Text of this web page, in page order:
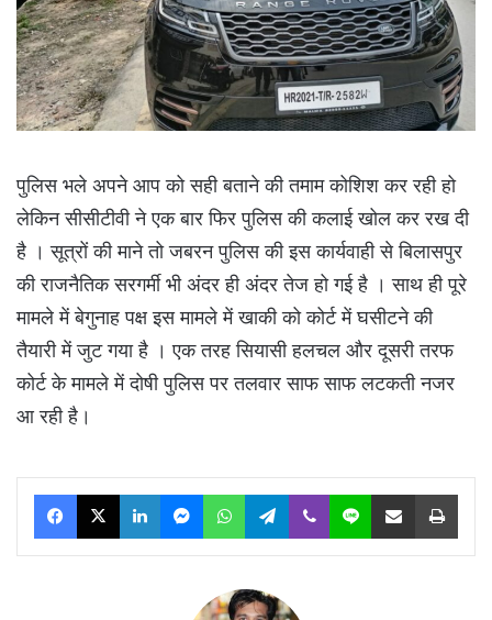
पुलिस भले अपने आप को सही बताने की तमाम कोशिश कर रही हो
लेकिन सीसीटीवी ने एक बार फिर पुलिस की कलाई खोल कर रख दी
है । सूत्रों की माने तो जबरन पुलिस की इस कार्यवाही से बिलासपुर
की राजनैतिक सरगर्मी भी अंदर ही अंदर तेज हो गई है । साथ ही पूरे
मामले में बेगुनाह पक्ष इस मामले में खाकी को कोर्ट में घसीटने की
तैयारी में जुट गया है । एक तरह सियासी हलचल और दूसरी तरफ
कोर्ट के मामले में दोषी पुलिस पर तलवार साफ साफ लटकती नजर
आ रही है।
Facebook
X LinkedInMessengerWhatsAppTelegram
Viber Line Share via Email Print